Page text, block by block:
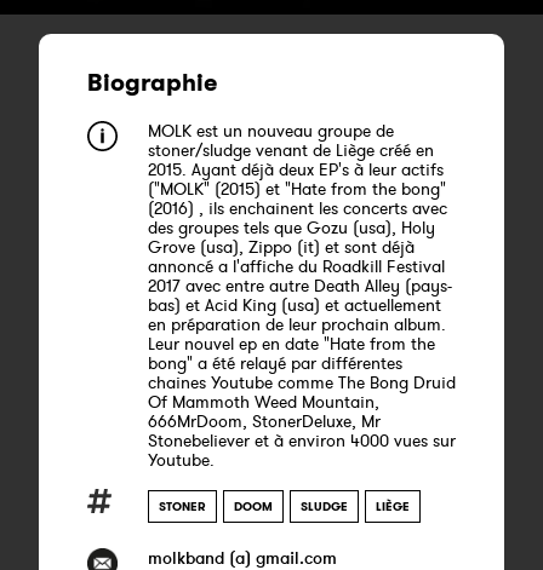
Biographie
MOLK est un nouveau groupe de
stoner/sludge venant de Liège créé en
2015. Ayant déjà deux EP's à leur actifs
("MOLK" (2015) et "Hate from the bong"
(2016) , ils enchainent les concerts avec
des groupes tels que Gozu (usa), Holy
Grove (usa), Zippo (it) et sont déjà
annoncé a l'affiche du Roadkill Festival
2017 avec entre autre Death Alley (pays-
bas) et Acid King (usa) et actuellement
en préparation de leur prochain album.
Leur nouvel ep en date "Hate from the
bong" a été relayé par différentes
chaines Youtube comme The Bong Druid
Of Mammoth Weed Mountain,
666MrDoom, StonerDeluxe, Mr
Stonebeliever et à environ 4000 vues sur
Youtube.
STONER DOOM SLUDGE LIÈGE
molkband (a) gmail.com